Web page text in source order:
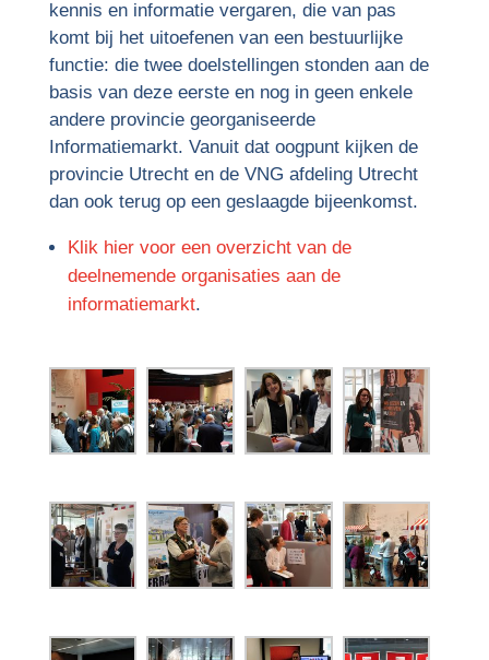
kennis en informatie vergaren, die van pas
komt bij het uitoefenen van een bestuurlijke
functie: die twee doelstellingen stonden aan de
basis van deze eerste en nog in geen enkele
andere provincie georganiseerde
Informatiemarkt. Vanuit dat oogpunt kijken de
provincie Utrecht en de VNG afdeling Utrecht
dan ook terug op een geslaagde bijeenkomst.
Klik hier voor een overzicht van de
deelnemende organisaties aan de
informatiemarkt.